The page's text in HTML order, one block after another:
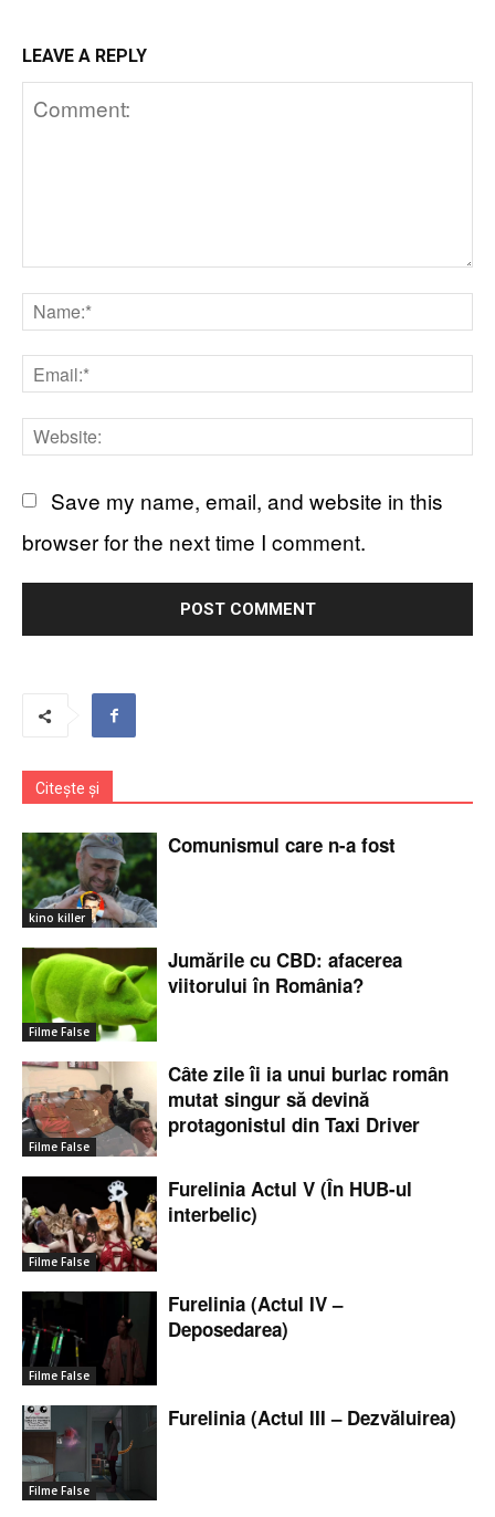
LEAVE A REPLY
Comment:
Save my name, email, and website in this
browser for the next time I comment.
Citește și
kino killer
Comunismul care n-a fost
Filme False
Jumările cu CBD: afacerea
viitorului în România?
Filme False
Câte zile îi ia unui burlac român
mutat singur să devină
protagonistul din Taxi Driver
Filme False
Furelinia Actul V (În HUB-ul
interbelic)
Filme False
Furelinia (Actul IV –
Deposedarea)
Filme False
Furelinia (Actul III – Dezvăluirea)